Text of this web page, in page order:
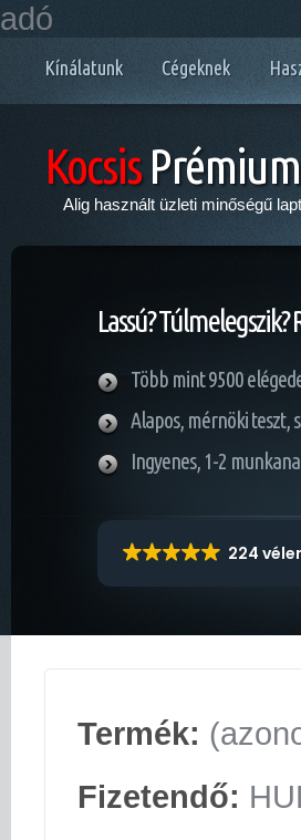
adó
Kínálatunk Cégeknek
Kocsis
Alig használt üzleti minőségű
Lassú?
Több mint 9500
Alapos, mérnöki teszt,
Ingyenes, 1-2
224
Termék:
Fizetendő: